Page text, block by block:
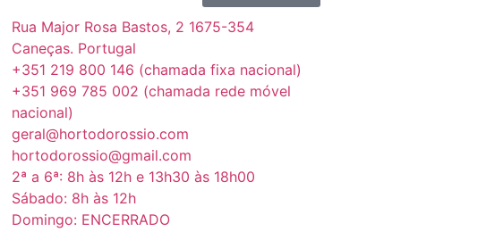
Rua Major Rosa Bastos, 2 1675-354
Caneças. Portugal
+351 219 800 146 (chamada fixa nacional)
+351 969 785 002 (chamada rede móvel
nacional)
geral@hortodorossio.com
hortodorossio@gmail.com
2ª a 6ª: 8h às 12h e 13h30 às 18h00
Sábado: 8h às 12h
Domingo: ENCERRADO